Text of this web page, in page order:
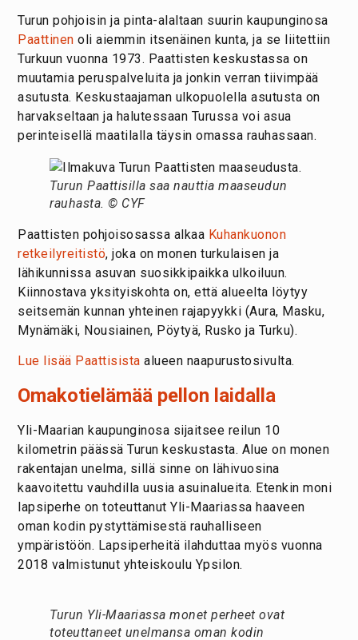
Turun pohjoisin ja pinta-alaltaan suurin kaupunginosa
Paattinen oli aiemmin itsenäinen kunta, ja se liitettiin
Turkuun vuonna 1973. Paattisten keskustassa on
muutamia peruspalveluita ja jonkin verran tiivimpää
asutusta. Keskustaajaman ulkopuolella asutusta on
harvakseltaan ja halutessaan Turussa voi asua
perinteisellä maatilalla täysin omassa rauhassaan.
Turun Paattisilla saa nauttia maaseudun
rauhasta. © CYF
Paattisten pohjoisosassa alkaa Kuhankuonon
retkeilyreitistö, joka on monen turkulaisen ja
lähikunnissa asuvan suosikkipaikka ulkoiluun.
Kiinnostava yksityiskohta on, että alueelta löytyy
seitsemän kunnan yhteinen rajapyykki (Aura, Masku,
Mynämäki, Nousiainen, Pöytyä, Rusko ja Turku).
Lue lisää Paattisista alueen naapurustosivulta.
Omakotielämää pellon laidalla
Yli-Maarian kaupunginosa sijaitsee reilun 10
kilometrin päässä Turun keskustasta. Alue on monen
rakentajan unelma, sillä sinne on lähivuosina
kaavoitettu vauhdilla uusia asuinalueita. Etenkin moni
lapsiperhe on toteuttanut Yli-Maariassa haaveen
oman kodin pystyttämisestä rauhalliseen
ympäristöön. Lapsiperheitä ilahduttaa myös vuonna
2018 valmistunut yhteiskoulu Ypsilon.
Turun Yli-Maariassa monet perheet ovat
toteuttaneet unelmansa oman kodin